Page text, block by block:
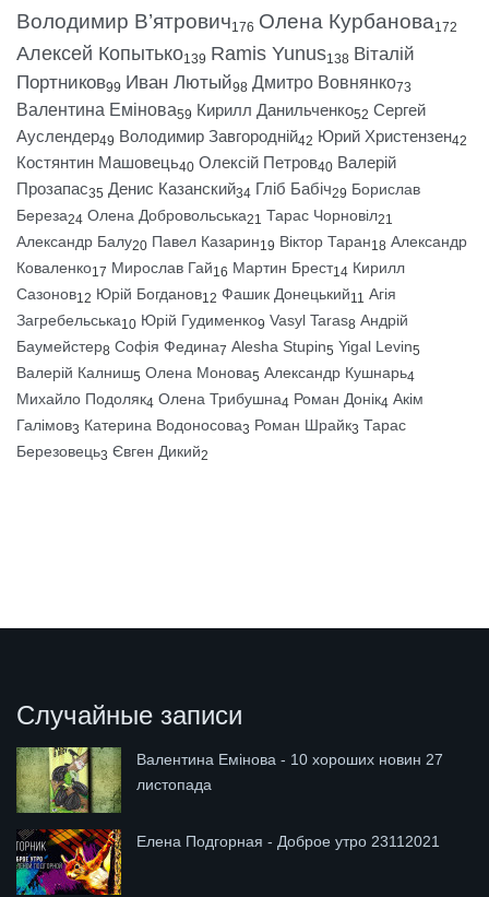
Володимир В’ятрович176 Олена Курбанова172
Алексей Копытько139 Ramis Yunus138 Віталій
Портников99 Иван Лютый98 Дмитро Вовнянко73
Валентина Емінова59 Кирилл Данильченко52 Сергей
Ауслендер49 Володимир Завгородній42 Юрий Христензен42
Костянтин Машовець40 Олексій Петров40 Валерій
Прозапас35 Денис Казанский34 Гліб Бабіч29 Борислав
Береза24 Олена Добровольська21 Тарас Чорновіл21
Александр Балу20 Павел Казарин19 Віктор Таран18 Александр
Коваленко17 Мирослав Гай16 Мартин Брест14 Кирилл
Сазонов12 Юрій Богданов12 Фашик Донецький11 Агія
Загребельська10 Юрій Гудименко9 Vasyl Taras8 Андрій
Баумейстер8 Софія Федина7 Alesha Stupin5 Yigal Levin5
Валерій Калниш5 Олена Монова5 Александр Кушнарь4
Михайло Подоляк4 Олена Трибушна4 Роман Донік4 Акім
Галімов3 Катерина Водоносова3 Роман Шрайк3 Тарас
Березовець3 Євген Дикий2
Случайные записи
Валентина Емінова - 10 хороших новин 27
листопада
Елена Подгорная - Доброе утро 23112021